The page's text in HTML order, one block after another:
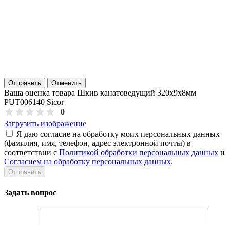
Отправить Отменить
Ваша оценка товара Шкив канатоведущий 320х9х8мм
PUT006140 Sicor
0
Загрузить изображение
Я даю согласие на обработку моих персональных данных
(фамилия, имя, телефон, адрес электронной почты) в
соответствии с Политикой обработки персональных данных и
Согласием на обработку персональных данных.
Задать вопрос